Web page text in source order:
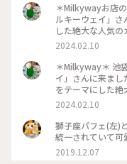
#青紅葉が綺麗#
し
＊Milkywayお店
ルキーウェイ」
した絶大な人気
のに、前に10人
プとかだったけ
女性ばかりでし
ものが大好きなん
カフェテラスミル
ェ#乙女心つかま
#魚座女子#パフェ活
2024.02.10
＊Milkyway＊ 池
イ」さんに来ま
をテーマにした絶
キラッキラッで
座のそれぞれの
した(^^) 魚座パフ
ト、バニラアイス
テラ、クリーム
でも、ボリュー
2024.02.10
獅子座パフェ(左)
統一されていて可
2019.12.07